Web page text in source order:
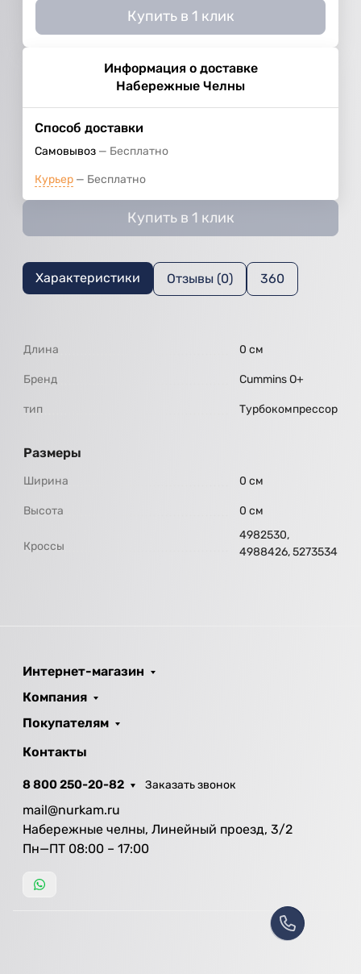
Купить в 1 клик
Информация о доставке
Набережные Челны
Способ доставки
Самовывоз Бесплатно
Курьер Бесплатно
Купить в 1 клик
Характеристики Отзывы (0) 360
Длина 0 см
Бренд Cummins O+
тип Турбокомпрессор
Размеры
Ширина 0 см
Высота 0 см
Кроссы
4982530,
4988426, 5273534
Интернет-магазин
Компания
Покупателям
Контакты
8 800 250-20-82 Заказать звонок
mail@nurkam.ru
Набережные челны, Линейный проезд, 3/2
Пн—ПТ 08:00 – 17:00